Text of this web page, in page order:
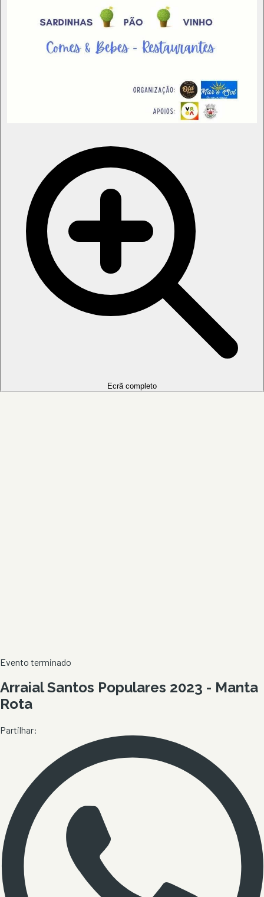
Ecrã completo
Evento terminado
Arraial Santos Populares 2023 - Manta
Rota
Partilhar: